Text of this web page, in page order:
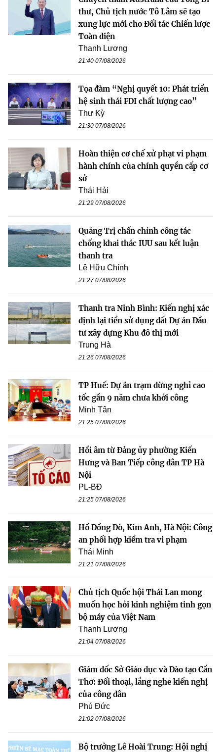
thư, Chủ tịch nước Tô Lâm sẽ tạo
xung lực mới cho Đối tác Chiến lược
Toàn diện
Thanh Lương
21:40 07/08/2026
Tọa đàm “Nghị quyết 10: Phát triển
hệ sinh thái FDI chất lượng cao”
Thư Kỳ
21:30 07/08/2026
Hoàn thiện cơ chế xử phạt vi phạm
hành chính của chính quyền cấp cơ
sở
Thái Hải
21:29 07/08/2026
Quảng Trị chấn chỉnh công tác
chống khai thác IUU sau kết luận
thanh tra
Lê Hữu Chính
21:27 07/08/2026
Thanh tra Ninh Bình: Kiến nghị xác
định lại tiền sử dụng đất Dự án Đầu
tư xây dựng Khu đô thị mới
Trung Hà
21:26 07/08/2026
TP Huế: Dự án trạm dừng nghỉ cao
tốc gần 9 năm chưa khởi công
Minh Tân
21:25 07/08/2026
Hồi âm từ Đảng ủy phường Kiến
Hưng và Ban Tiếp công dân TP Hà
Nội
PL-BĐ
21:25 07/08/2026
Hồ Đồng Đò, Kim Anh, Hà Nội: Công
an phối hợp kiểm tra vi phạm
Thái Minh
21:21 07/08/2026
Chủ tịch Quốc hội Thái Lan mong
muốn học hỏi kinh nghiệm tinh gọn
bộ máy của Việt Nam
Thanh Lương
21:04 07/08/2026
Giám đốc Sở Giáo dục và Đào tạo Cần
Thơ: Đối thoại, lắng nghe kiến nghị
của công dân
Phú Đức
21:02 07/08/2026
Bộ trưởng Lê Hoài Trung: Hội nghị